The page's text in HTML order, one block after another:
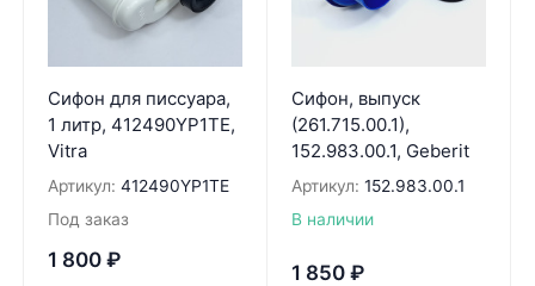
Сифон для писсуара,
1 литр, 412490YP1TE,
Vitra
Артикул: 412490YP1TE
Под заказ
1 800 ₽
Сифон, выпуск
(261.715.00.1),
152.983.00.1, Geberit
Артикул: 152.983.00.1
В наличии
1 850 ₽